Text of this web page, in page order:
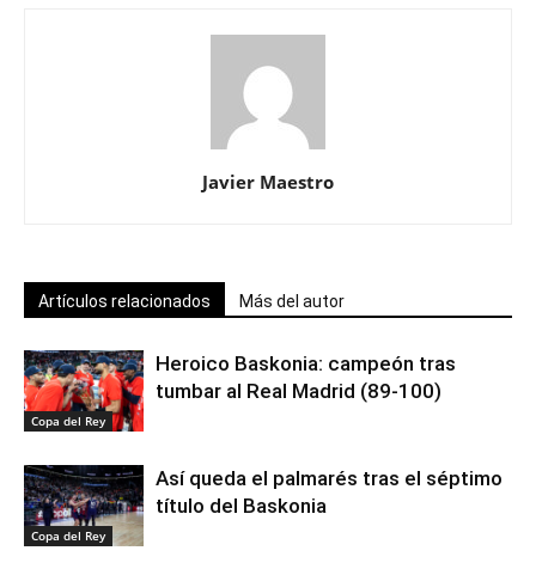
Javier Maestro
Artículos relacionados Más del autor
Copa del Rey
Heroico Baskonia: campeón tras
tumbar al Real Madrid (89-100)
Copa del Rey
Así queda el palmarés tras el séptimo
título del Baskonia